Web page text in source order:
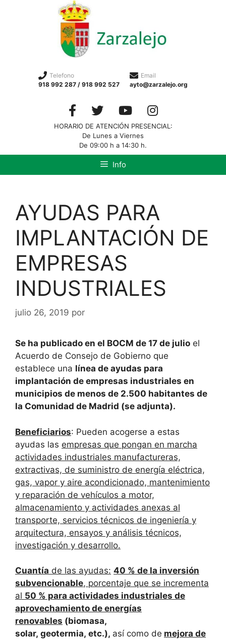
Telefono
918 992 287 / 918 992 527
Email
ayto@zarzalejo.org
HORARIO DE ATENCIÓN PRESENCIAL:
De Lunes a Viernes
De 09:00 h a 14:30 h.
Info
AYUDAS PARA
IMPLANTACIÓN DE
EMPRESAS
INDUSTRIALES
julio 26, 2019 por
Se ha publicado en el BOCM de 17 de julio el
Acuerdo de Consejo de Gobierno que
establece una línea de ayudas para
implantación de empresas industriales en
municipios de menos de 2.500 habitantes de
la Comunidad de Madrid (se adjunta).
Beneficiarios: Pueden acogerse a estas
ayudas las empresas que pongan en marcha
actividades industriales manufactureras,
extractivas, de suministro de energía eléctrica,
gas, vapor y aire acondicionado, mantenimiento
y reparación de vehículos a motor,
almacenamiento y actividades anexas al
transporte, servicios técnicos de ingeniería y
arquitectura, ensayos y análisis técnicos,
investigación y desarrollo.
Cuantía de las ayudas: 40 % de la inversión
subvencionable, porcentaje que se incrementa
al 50 % para actividades industriales de
aprovechamiento de energías
renovables (biomasa,
solar, geotermia, etc.), así como de mejora de